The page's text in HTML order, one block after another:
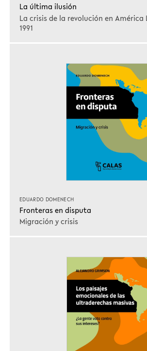
La última ilusión
La crisis de la revolución en América
1991
EDUARDO DOMENECH
Fronteras en disputa
Migración y crisis